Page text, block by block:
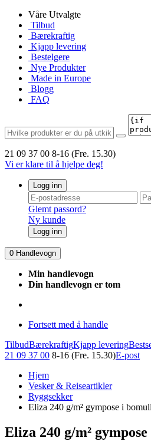
Våre Utvalgte
Tilbud
Bærekraftig
Kjapp levering
Bestelgere
Nye Produkter
Made in Europe
Blogg
FAQ
21 09 37 00 8-16 (Fre. 15.30)
Vi er klare til å hjelpe deg!
Logg inn
Glemt passord?
Ny kunde
Logg inn
0 Handlevogn
Min handlevogn
Din handlevogn er tom
Fortsett med å handle
TilbudBærekraftigKjapp levering
21 09 37 00 8-16 (Fre. 15.30)E-post
Hjem
Vesker & Reiseartikler
Ryggsekker
Eliza 240 g/m² gympose i
Eliza 240 g/m²